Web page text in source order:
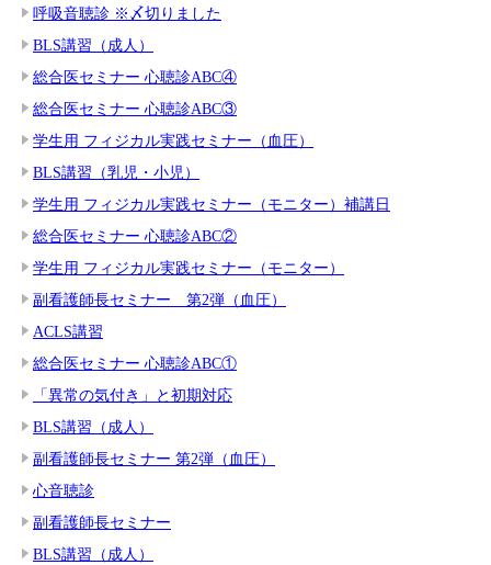
呼吸音聴診 ※〆切りました
BLS講習（成人）
総合医セミナー 心聴診ABC④
総合医セミナー 心聴診ABC③
学生用 フィジカル実践セミナー（血圧）
BLS講習（乳児・小児）
学生用 フィジカル実践セミナー（モニター）補講日
総合医セミナー 心聴診ABC②
学生用 フィジカル実践セミナー（モニター）
副看護師長セミナー 第2弾（血圧）
ACLS講習
総合医セミナー 心聴診ABC①
「異常の気付き」と初期対応
BLS講習（成人）
副看護師長セミナー 第2弾（血圧）
心音聴診
副看護師長セミナー
BLS講習（成人）